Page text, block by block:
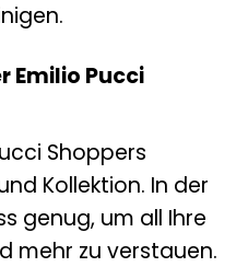
Emilio Pucci
Shoppers
Kollektion. In der
genug, um all Ihre
mehr zu verstauen.